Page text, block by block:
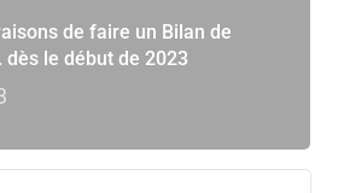
de faire un Bilan de
dès le début de 2023